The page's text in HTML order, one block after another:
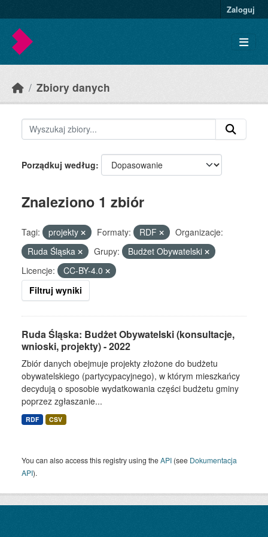
Zaloguj
Zbiory danych
Porządkuj według
Znaleziono 1 zbiór
Tagi: projekty Formaty: RDF
Organizacje:
Ruda Śląska
Grupy:
Budżet Obywatelski
Licencje:
CC-BY-4.0
Filtruj wyniki
Ruda Śląska: Budżet Obywatelski (konsultacje,
wnioski, projekty) - 2022
Zbiór danych obejmuje projekty złożone do budżetu
obywatelskiego (partycypacyjnego), w którym mieszkańcy
decydują o sposobie wydatkowania części budżetu gminy
poprzez zgłaszanie...
RDF CSV
You can also access this registry using theAPI (see Dokumentacja
API).